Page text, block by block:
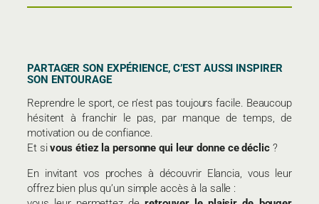
PARTAGER SON EXPÉRIENCE, C’EST AUSSI INSPIRER
SON ENTOURAGE
Reprendre le sport, ce n’est pas toujours facile. Beaucoup
hésitent à franchir le pas, par manque de temps, de
motivation ou de confiance.
Et sivous étiez la personne qui leur donne ce déclic?
En invitant vos proches à découvrir Elancia, vous leur
offrez bien plus qu’un simple accès à la salle :